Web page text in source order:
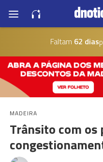
Faltam 62 dias
MADEIRA
Trânsito com